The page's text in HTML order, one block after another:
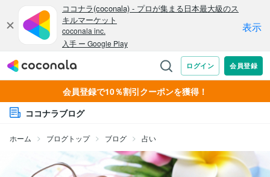
会員登録で10％割引クーポンを獲得！
ココナラブログ
ホーム ブログトップ ブログ 占い